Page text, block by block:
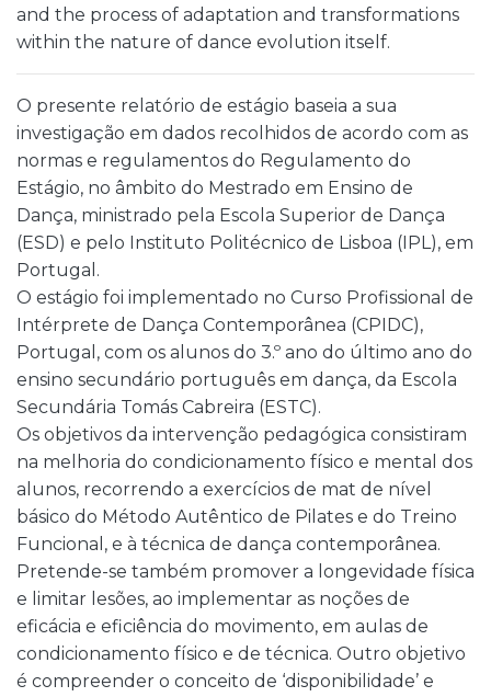
and the process of adaptation and transformations
within the nature of dance evolution itself.
O presente relatório de estágio baseia a sua
investigação em dados recolhidos de acordo com as
normas e regulamentos do Regulamento do
Estágio, no âmbito do Mestrado em Ensino de
Dança, ministrado pela Escola Superior de Dança
(ESD) e pelo Instituto Politécnico de Lisboa (IPL), em
Portugal.
O estágio foi implementado no Curso Profissional de
Intérprete de Dança Contemporânea (CPIDC),
Portugal, com os alunos do 3.º ano do último ano do
ensino secundário português em dança, da Escola
Secundária Tomás Cabreira (ESTC).
Os objetivos da intervenção pedagógica consistiram
na melhoria do condicionamento físico e mental dos
alunos, recorrendo a exercícios de mat de nível
básico do Método Autêntico de Pilates e do Treino
Funcional, e à técnica de dança contemporânea.
Pretende-se também promover a longevidade física
e limitar lesões, ao implementar as noções de
eficácia e eficiência do movimento, em aulas de
condicionamento físico e de técnica. Outro objetivo
é compreender o conceito de ‘disponibilidade’ e